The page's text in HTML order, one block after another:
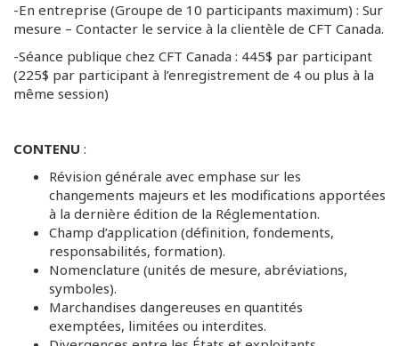
-En entreprise (Groupe de 10 participants maximum) : Sur
mesure – Contacter le service à la clientèle de CFT Canada.
-Séance publique chez CFT Canada : 445$ par participant
(225$ par participant à l’enregistrement de 4 ou plus à la
même session)
CONTENU :
Révision générale avec emphase sur les
changements majeurs et les modifications apportées
à la dernière édition de la Réglementation.
Champ d’application (définition, fondements,
responsabilités, formation).
Nomenclature (unités de mesure, abréviations,
symboles).
Marchandises dangereuses en quantités
exemptées, limitées ou interdites.